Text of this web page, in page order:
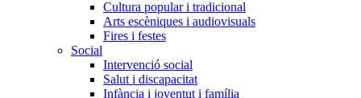
Cultura popular i tradicional
Arts escèniques i audiovisuals
Fires i festes
Social
Intervenció social
Salut i discapacitat
Infància i joventut i família